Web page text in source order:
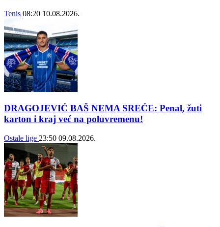
Tenis 08:20 10.08.2026.
DRAGOJEVIĆ BAŠ NEMA SREĆE: Penal, žuti
karton i kraj već na poluvremenu!
Ostale lige 23:50 09.08.2026.